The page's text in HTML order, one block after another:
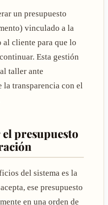
un presupuesto
vinculado a la
cliente para que lo
Esta gestión
taller ante
la transparencia con el
presupuesto
del sistema es la
ese presupuesto
en una orden de